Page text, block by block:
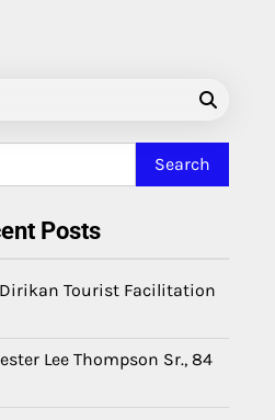
Posts
Tourist Facilitation
Lee Thompson Sr., 84